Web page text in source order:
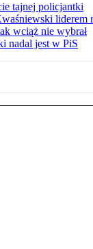
tajnej policjantki
liderem
wciąż nie wybrał
nadal jest w PiS